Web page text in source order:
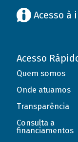
Acesso à
Acesso
Quem somos
Onde atuamos
Transparência
Consulta a
financiamentos